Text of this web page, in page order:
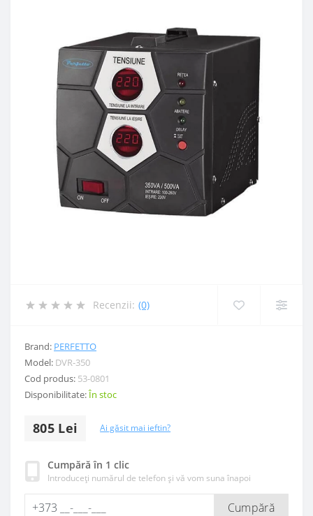
Recenzii: (0)
Brand: PERFETTO
Model: DVR-350
Cod produs: 53-0801
Disponibilitate:În stoc
805 Lei Ai găsit mai ieftin?
Cumpără în 1 clic
Introduceți numărul de telefon și vă vom suna înapoi
Cumpără